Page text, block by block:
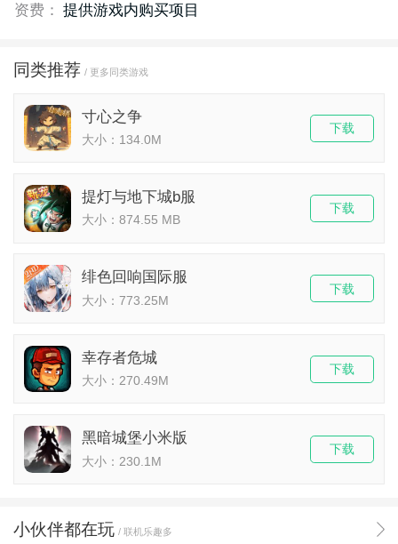
资费： 提供游戏内购买项目
同类推荐 / 更多同类游戏
寸心之争
大小：134.0M
下载
提灯与地下城b服
大小：874.55 MB
下载
绯色回响国际服
大小：773.25M
下载
幸存者危城
大小：270.49M
下载
黑暗城堡小米版
大小：230.1M
下载
小伙伴都在玩 / 联机乐趣多